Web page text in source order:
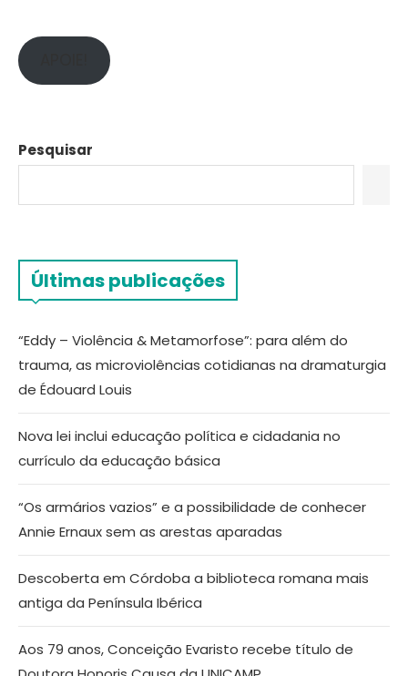
Pesquisar
Últimas publicações
“Eddy – Violência & Metamorfose”: para além do
trauma, as microviolências cotidianas na dramaturgia
de Édouard Louis
Nova lei inclui educação política e cidadania no
currículo da educação básica
“Os armários vazios” e a possibilidade de conhecer
Annie Ernaux sem as arestas aparadas
Descoberta em Córdoba a biblioteca romana mais
antiga da Península Ibérica
Aos 79 anos, Conceição Evaristo recebe título de